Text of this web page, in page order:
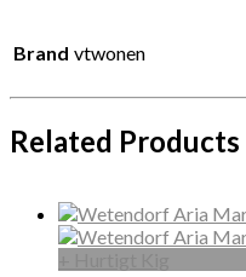
Brand vtwonen
Related Products